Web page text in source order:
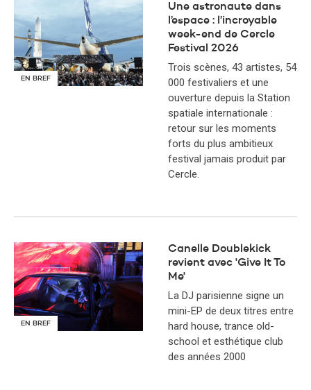
EN BREF
Une astronaute dans
l’espace : l’incroyable
week-end de Cercle
Festival 2026
Trois scènes, 43 artistes, 54
000 festivaliers et une
ouverture depuis la Station
spatiale internationale :
retour sur les moments
forts du plus ambitieux
festival jamais produit par
Cercle.
EN BREF
Canelle Doublekick
revient avec 'Give It To
Me'
La DJ parisienne signe un
mini-EP de deux titres entre
hard house, trance old-
school et esthétique club
des années 2000